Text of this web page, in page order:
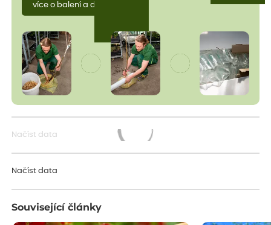
více o balení a dopravě
Načíst data
Načíst data
Související články